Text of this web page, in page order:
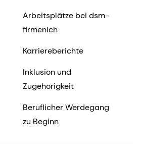
Arbeitsplätze bei dsm-
firmenich
Karriereberichte
Inklusion und
Zugehörigkeit
Beruflicher Werdegang
zu Beginn